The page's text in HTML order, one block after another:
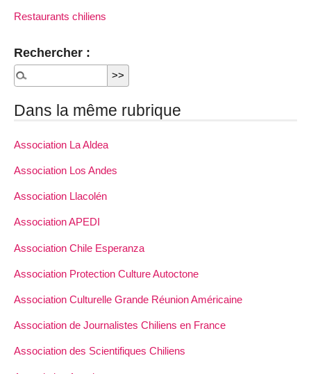
Restaurants chiliens
Rechercher :
Dans la même rubrique
Association La Aldea
Association Los Andes
Association Llacolén
Association APEDI
Association Chile Esperanza
Association Protection Culture Autoctone
Association Culturelle Grande Réunion Américaine
Association de Journalistes Chiliens en France
Association des Scientifiques Chiliens